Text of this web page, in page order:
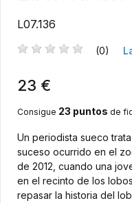
L07.136
(0)
23 €
Consigue 23 puntos de
Un periodista sueco
suceso ocurrido en el
de 2012, cuando una
en el recinto de los
repasar la historia del